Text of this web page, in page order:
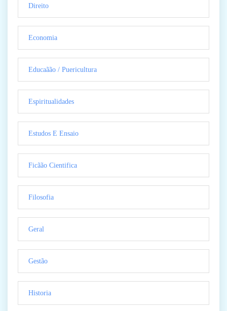
Direito
Economia
Educaãão / Puericultura
Espiritualidades
Estudos E Ensaio
Ficãão Cientifica
Filosofia
Geral
Gestão
Historia